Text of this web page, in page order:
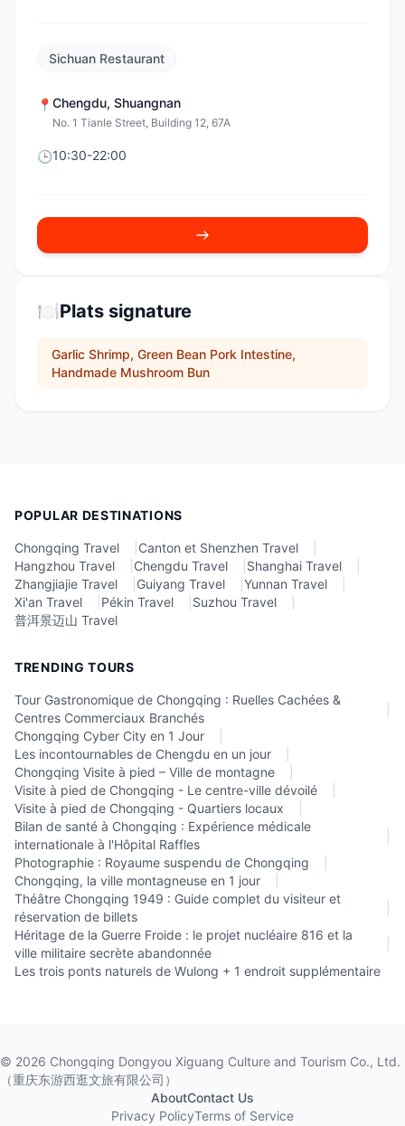
Sichuan Restaurant
📍 Chengdu, Shuangnan
No. 1 Tianle Street, Building 12, 67A
🕒10:30-22:00
🍽️Plats signature
Garlic Shrimp, Green Bean Pork Intestine,
Handmade Mushroom Bun
POPULAR DESTINATIONS
Chongqing Travel Canton et Shenzhen Travel
Hangzhou Travel
Chengdu Travel Shanghai Travel
Zhangjiajie Travel
Guiyang Travel Yunnan Travel
Xi'an Travel
Pékin Travel Suzhou Travel
普洱景迈山 Travel
TRENDING TOURS
Tour Gastronomique de Chongqing : Ruelles Cachées &
Centres Commerciaux Branchés
Chongqing Cyber City en 1 Jour
Les incontournables de Chengdu en un jour
Chongqing Visite à pied – Ville de montagne
Visite à pied de Chongqing - Le centre-ville dévoilé
Visite à pied de Chongqing - Quartiers locaux
Bilan de santé à Chongqing : Expérience médicale
internationale à l'Hôpital Raffles
Photographie : Royaume suspendu de Chongqing
Chongqing, la ville montagneuse en 1 jour
Théâtre Chongqing 1949 : Guide complet du visiteur et
réservation de billets
Héritage de la Guerre Froide : le projet nucléaire 816 et la
ville militaire secrète abandonnée
Les trois ponts naturels de Wulong + 1 endroit supplémentaire
© 2026 Chongqing Dongyou Xiguang Culture and Tourism Co., Ltd.
（重庆东游西逛文旅有限公司）
AboutContact Us
Privacy PolicyTerms of Service